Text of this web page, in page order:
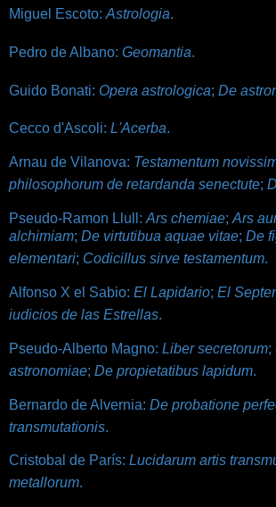
Miguel Escoto: Astrologia.
Pedro de Albano: Geomantia.
Guido Bonati: Opera astrologica; De
Cecco d'Ascoli: L'Acerba.
Arnau de Vilanova: Testamentum
philosophorum de retardanda senectute;
Pseudo-Ramon Llull: Ars chemiae; Ars
alchimiam; De virtutibua aquae vitae; De
elementari; Codicillus sirve testamentum.
Alfonso X el Sabio: El Lapidario; El
iudicios de las Estrellas.
Pseudo-Alberto Magno: Liber secretorum;
astronomiae; De propietatibus lapidum.
Bernardo de Alvernia: De probatione
transmutationis.
Cristobal de París: Lucidarum artis
metallorum.